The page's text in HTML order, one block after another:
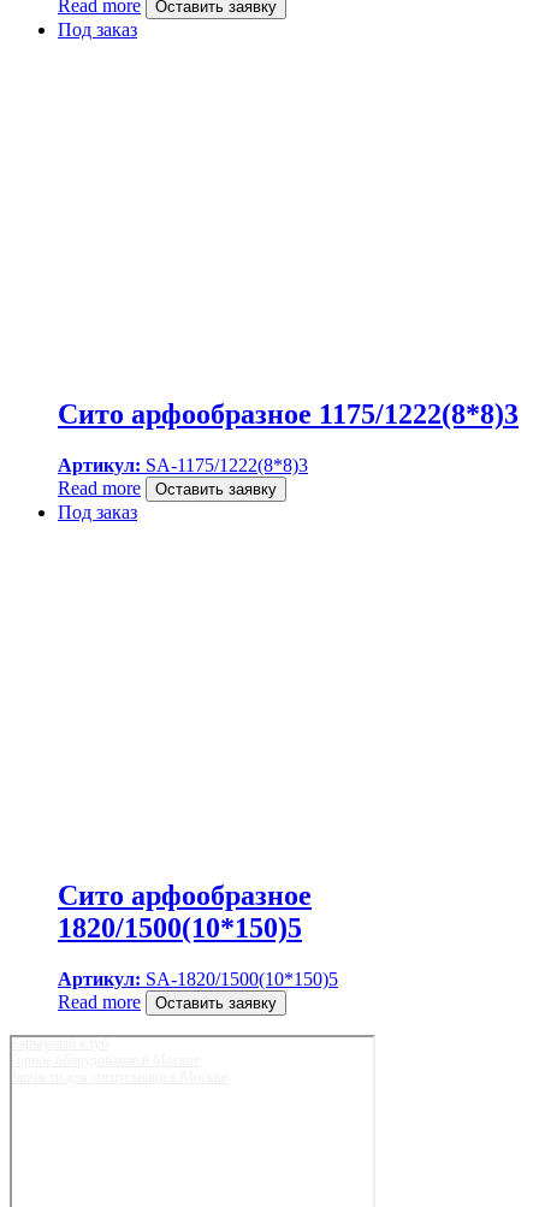
Read more Оставить заявку
Под заказ
Сито арфообразное 1175/1222(8*8)3
Артикул: SA-1175/1222(8*8)3
Read more
Оставить заявку
Под заказ
Сито арфообразное
1820/1500(10*150)5
Артикул: SA-1820/1500(10*150)5
Read more
Оставить заявку